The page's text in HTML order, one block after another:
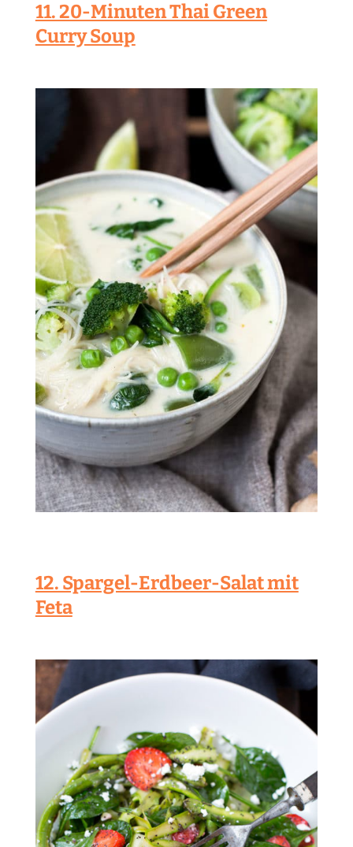
11. 20-Minuten Thai Green
Curry Soup
12. Spargel-Erdbeer-Salat mit
Feta